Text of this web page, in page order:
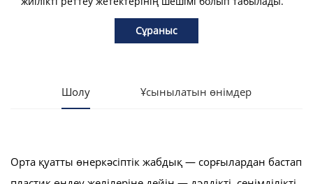
Сұраныс
Шолу Ұсынылатын өнімдер
Орта қуатты өнеркәсіптік жабдық — сорғылардан бастап